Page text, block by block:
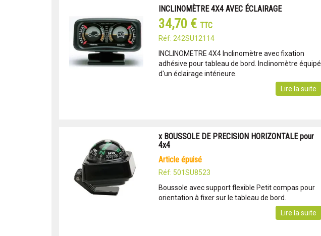
INCLINOMÈTRE 4X4 AVEC ÉCLAIRAGE
34,70 € TTC
Réf: 242SU12114
INCLINOMETRE 4X4 Inclinomètre avec fixation
adhésive pour tableau de bord. Inclinomètre équipé
d'un éclairage intérieure.
Lire la suite
x BOUSSOLE DE PRECISION HORIZONTALE pour
4x4
article épuisé
Réf: 501SU8523
Boussole avec support flexible Petit compas pour
orientation à fixer sur le tableau de bord.
Lire la suite